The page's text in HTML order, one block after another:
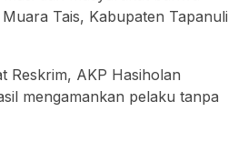
Tais, Kabupaten Tapanuli
Reskrim, AKP Hasiholan
mengamankan pelaku tanpa